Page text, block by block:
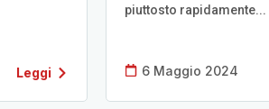
Leggi
piuttosto rapidamente...
6 Maggio 2024